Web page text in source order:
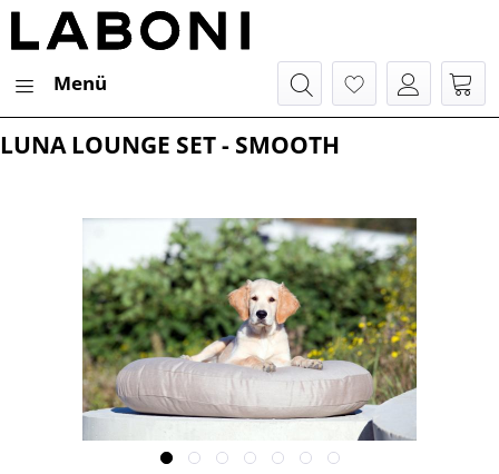
Menü
LUNA LOUNGE SET - SMOOTH